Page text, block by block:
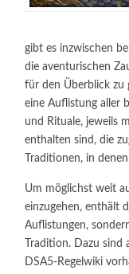
gibt es inzwischen
die aventurischen
für den Überblick zu
eine Auflistung aller
und Rituale, jeweils
enthalten sind, die
Traditionen, in
Um möglichst weit
einzugehen, enthält
Auflistungen,
Tradition. Dazu
DSA5-Regelwiki